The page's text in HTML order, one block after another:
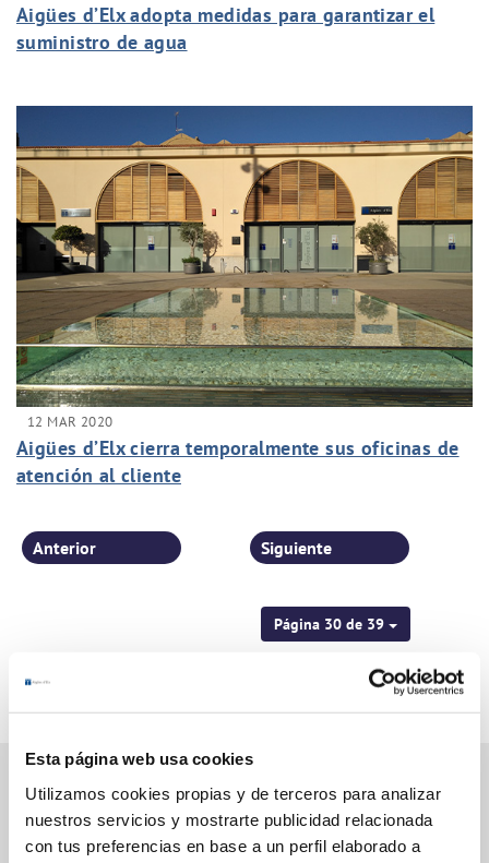
Esta página web usa cookies
Utilizamos cookies propias y de terceros para analizar
nuestros servicios y mostrarte publicidad relacionada
con tus preferencias en base a un perfil elaborado a
Aigües d’Elx adopta medidas para garantizar el
suministro de agua
12 MAR 2020
Aigües d’Elx cierra temporalmente sus oficinas de
atención al cliente
Página 30 de 39
Anterior Siguiente
Gestiones Online